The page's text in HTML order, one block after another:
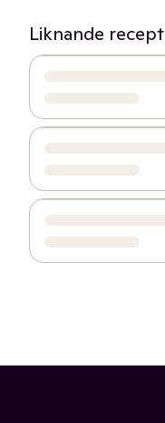
Liknande recept